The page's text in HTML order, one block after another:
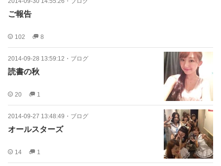
ご報告
102 8
2014-09-28 13:59:12 ・ ブログ
読書の秋
20 1
2014-09-27 13:48:49 ・ ブログ
オールスターズ
14 1